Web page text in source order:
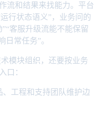
流和结果来找能力。平台
行状态语义”，业务问的
客服升级流能不能保留
日常任务”。
模块组织，还要按业务
口：
工程和支持团队维护边